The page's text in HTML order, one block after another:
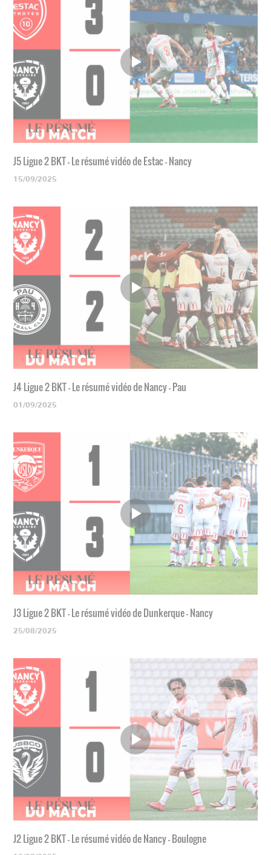
J5 Ligue 2 BKT - Le résumé vidéo de Estac - Nancy
15/09/2025
J4 Ligue 2 BKT - Le résumé vidéo de Nancy - Pau
01/09/2025
J3 Ligue 2 BKT - Le résumé vidéo de Dunkerque - Nancy
25/08/2025
J2 Ligue 2 BKT - Le résumé vidéo de Nancy - Boulogne